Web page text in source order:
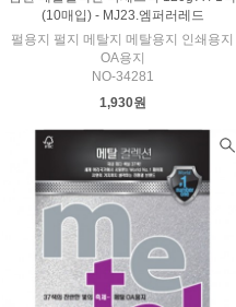
(10매입) - MJ23.엠퍼러레드
펄용지 펄지 메탈지 메탈용지 인쇄용지
OA용지
NO-34281
1,930원